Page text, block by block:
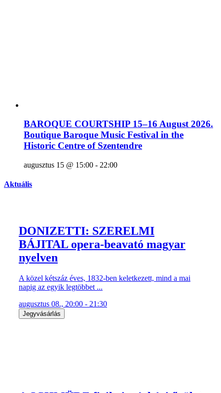
BAROQUE COURTSHIP 15–16 August 2026.
Boutique Baroque Music Festival in the
Historic Centre of Szentendre
augusztus 15 @ 15:00 - 22:00
Aktuális
DONIZETTI: SZERELMI
BÁJITAL opera-beavató magyar
nyelven
A közel kétszáz éves, 1832-ben keletkezett, mind a mai
napig az egyik legtöbbet ...
augusztus 08., 20:00 - 21:30
Jegyvásárlás